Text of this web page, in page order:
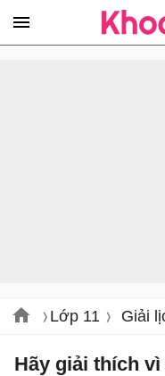
Lớp 11 Giải
Hãy giải thích